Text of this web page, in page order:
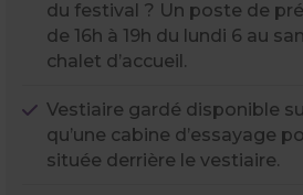
du festival ? Un poste de
de 16h à 19h du lundi 6 au
chalet d’accueil.
Vestiaire gardé disponible
qu’une cabine d’essayage
située derrière le vestiaire.